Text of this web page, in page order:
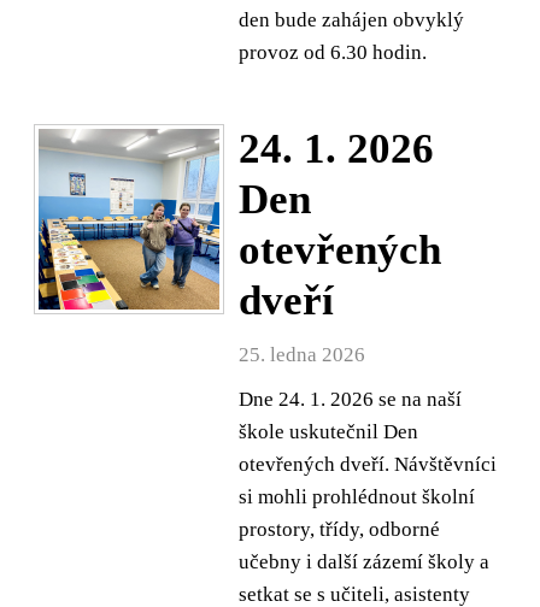
den bude zahájen obvyklý
provoz od 6.30 hodin.
24. 1. 2026
Den
otevřených
dveří
25. ledna 2026
Dne 24. 1. 2026 se na naší
škole uskutečnil Den
otevřených dveří. Návštěvníci
si mohli prohlédnout školní
prostory, třídy, odborné
učebny i další zázemí školy a
setkat se s učiteli, asistenty